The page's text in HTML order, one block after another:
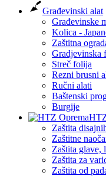
Građevinski alat
Građevinske
Kolica -
Zaštitna
Gradjevinska
Streč folija
Rezni brusni
Ručni alati
Baštenski
Burgije
Zaštita
Zaštitne
Zaštita glave,
Zaštita za
Zaštita od